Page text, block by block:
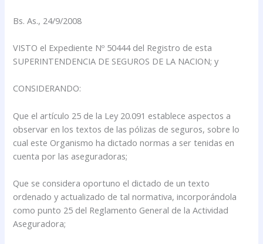
Bs. As., 24/9/2008
VISTO el Expediente Nº 50444 del Registro de esta
SUPERINTENDENCIA DE SEGUROS DE LA NACION; y
CONSIDERANDO:
Que el artículo 25 de la Ley 20.091 establece aspectos a
observar en los textos de las pólizas de seguros, sobre lo
cual este Organismo ha dictado normas a ser tenidas en
cuenta por las aseguradoras;
Que se considera oportuno el dictado de un texto
ordenado y actualizado de tal normativa, incorporándola
como punto 25 del Reglamento General de la Actividad
Aseguradora;